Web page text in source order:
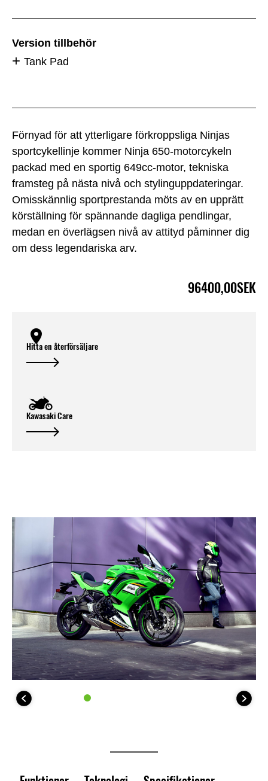
Förnyad för att ytterligare förkroppsliga Ninjas
sportcykellinje kommer Ninja 650-motorcykeln
packad med en sportig 649cc-motor, tekniska
framsteg på nästa nivå och stylinguppdateringar.
Omisskännlig sportprestanda möts av en upprätt
körställning för spännande dagliga pendlingar,
medan en överlägsen nivå av attityd påminner dig
om dess legendariska arv.
96400,00SEK
Version tillbehör
Tank Pad
Hitta en återförsäljare
Kawasaki Care